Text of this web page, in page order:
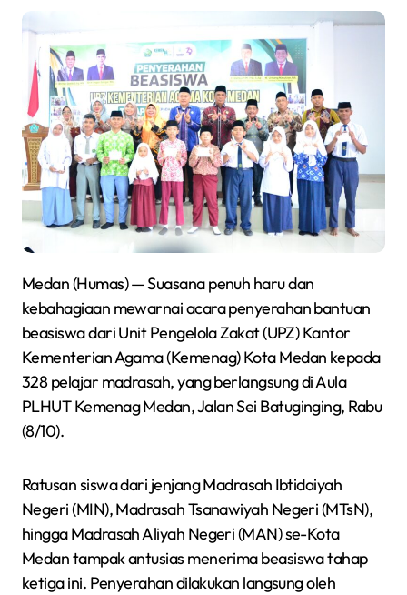
Medan (Humas) — Suasana penuh haru dan
kebahagiaan mewarnai acara penyerahan bantuan
beasiswa dari Unit Pengelola Zakat (UPZ) Kantor
Kementerian Agama (Kemenag) Kota Medan kepada
328 pelajar madrasah, yang berlangsung di Aula
PLHUT Kemenag Medan, Jalan Sei Batuginging, Rabu
(8/10).
Ratusan siswa dari jenjang Madrasah Ibtidaiyah
Negeri (MIN), Madrasah Tsanawiyah Negeri (MTsN),
hingga Madrasah Aliyah Negeri (MAN) se-Kota
Medan tampak antusias menerima beasiswa tahap
ketiga ini. Penyerahan dilakukan langsung oleh